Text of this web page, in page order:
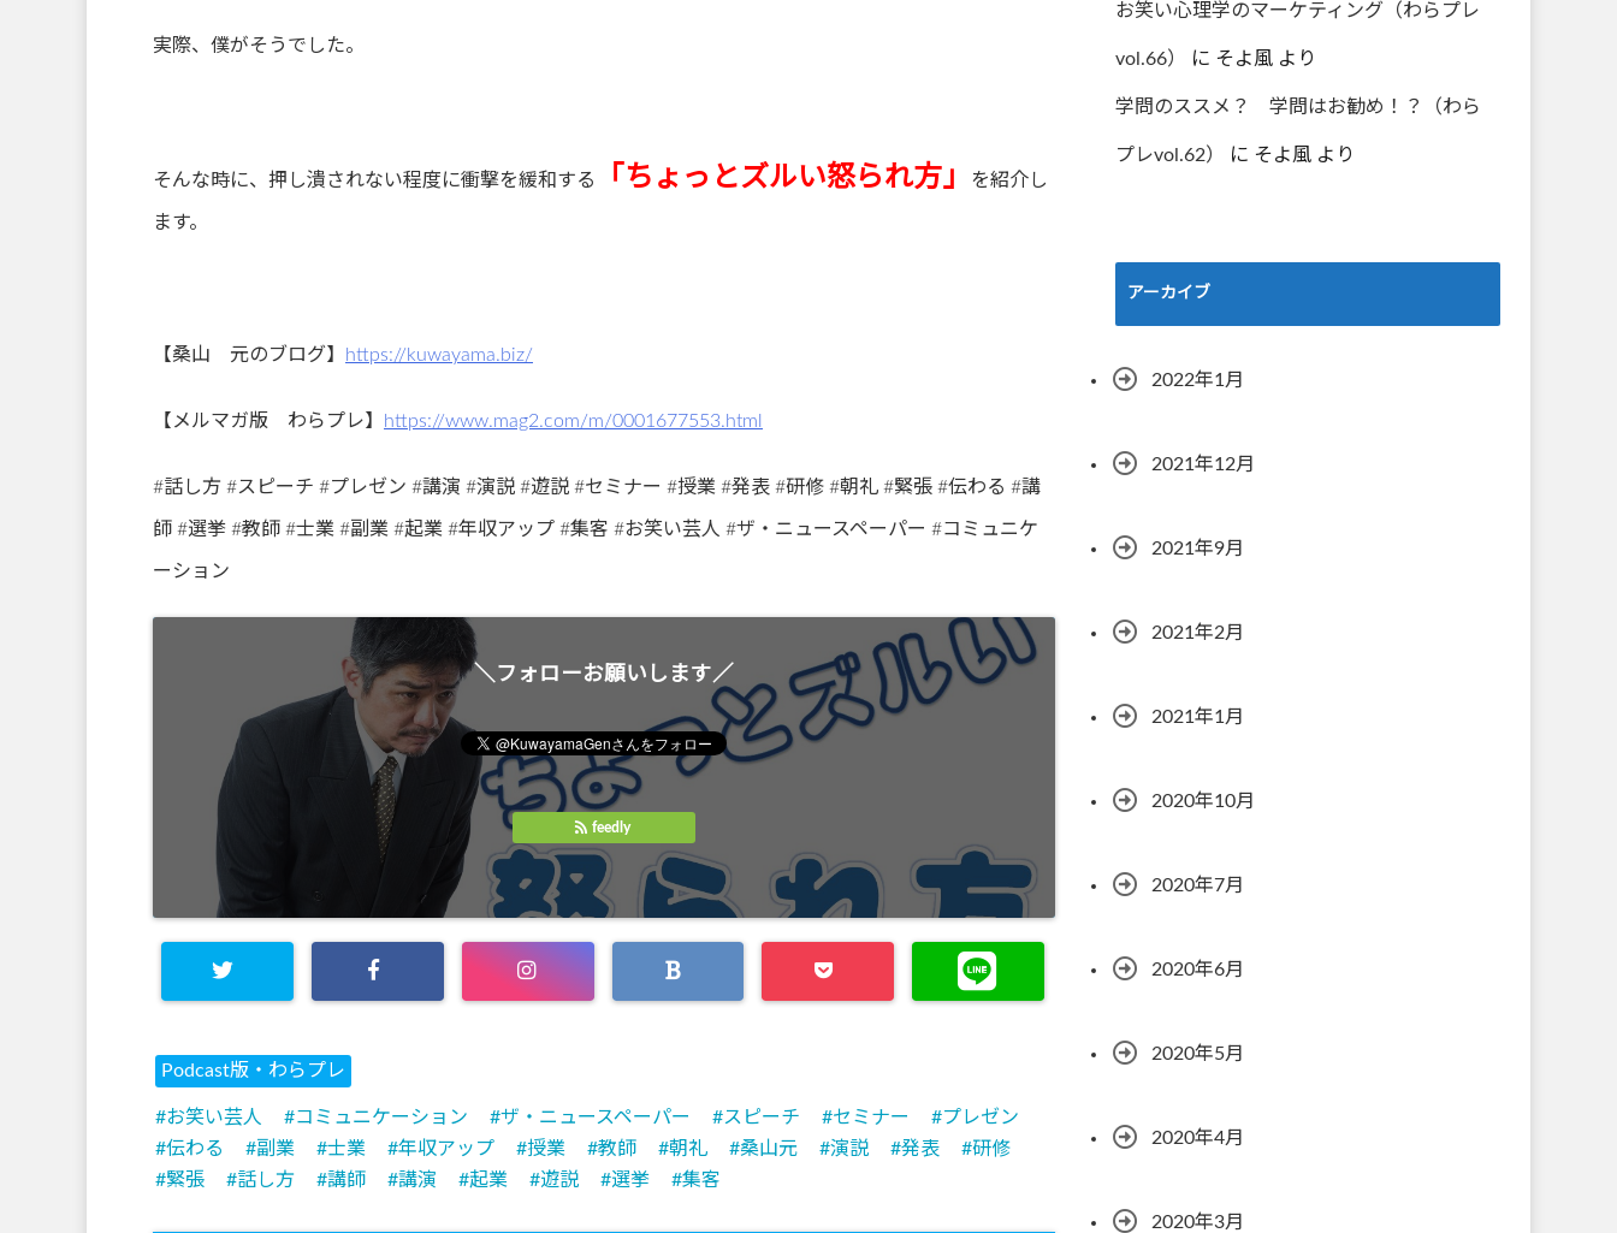
実際、僕がそうでした。
そんな時に、押し潰されない程度に衝撃を緩和する 「ちょっとズルい怒られ方」 を紹介し
ます。
【桑山 元のブログ】 https://kuwayama.biz/
【メルマガ版 わらプレ】 https://www.mag2.com/m/0001677553.html
#話し方 #スピーチ #プレゼン #講演 #演説 #遊説 #セミナー #授業 #発表 #研修 #朝礼 #緊張 #伝わる #講
師 #選挙 #教師 #士業 #副業 #起業 #年収アップ #集客 #お笑い芸人 #ザ・ニュースペーパー #コミュニケ
ーション
＼フォローお願いします／
feedly
Podcast版・わらプレ
お笑い芸人 コミュニケーション ザ・ニュースペーパー スピーチ セミナー
プレゼン
伝わる
副業 士業 年収アップ 授業 教師 朝礼 桑山元 演説 発表
研修
緊張
話し方 講師 講演 起業 遊説 選挙 集客
お笑い心理学のマーケティング（わらプレ
vol.66） に そよ風 より
学問のススメ？ 学問はお勧め！？（わら
プレvol.62） に そよ風 より
アーカイブ
2022年1月
2021年12月
2021年9月
2021年2月
2021年1月
2020年10月
2020年7月
2020年6月
2020年5月
2020年4月
2020年3月